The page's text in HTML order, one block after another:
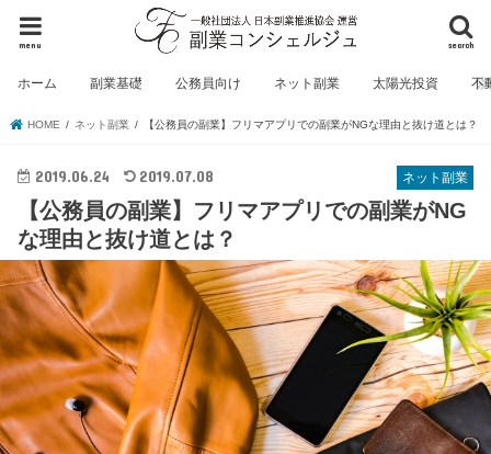
search
menu
ホーム 副業基礎 公務員向け ネット副業 太陽光投資 不
HOME ネット副業 【公務員の副業】フリマアプリでの副業がNGな理由と抜け道とは？
ネット副業
2019.06.24 2019.07.08
【公務員の副業】フリマアプリでの副業がNG
な理由と抜け道とは？